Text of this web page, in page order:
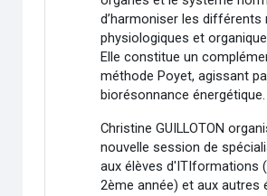
d’harmoniser les différents
physiologiques et
Elle constitue un
méthode Poyet, agissant
biorésonnance énergétique.
Christine GUILLOTON
nouvelle session de
aux élèves d'ITIformations
2ème année) et aux autres